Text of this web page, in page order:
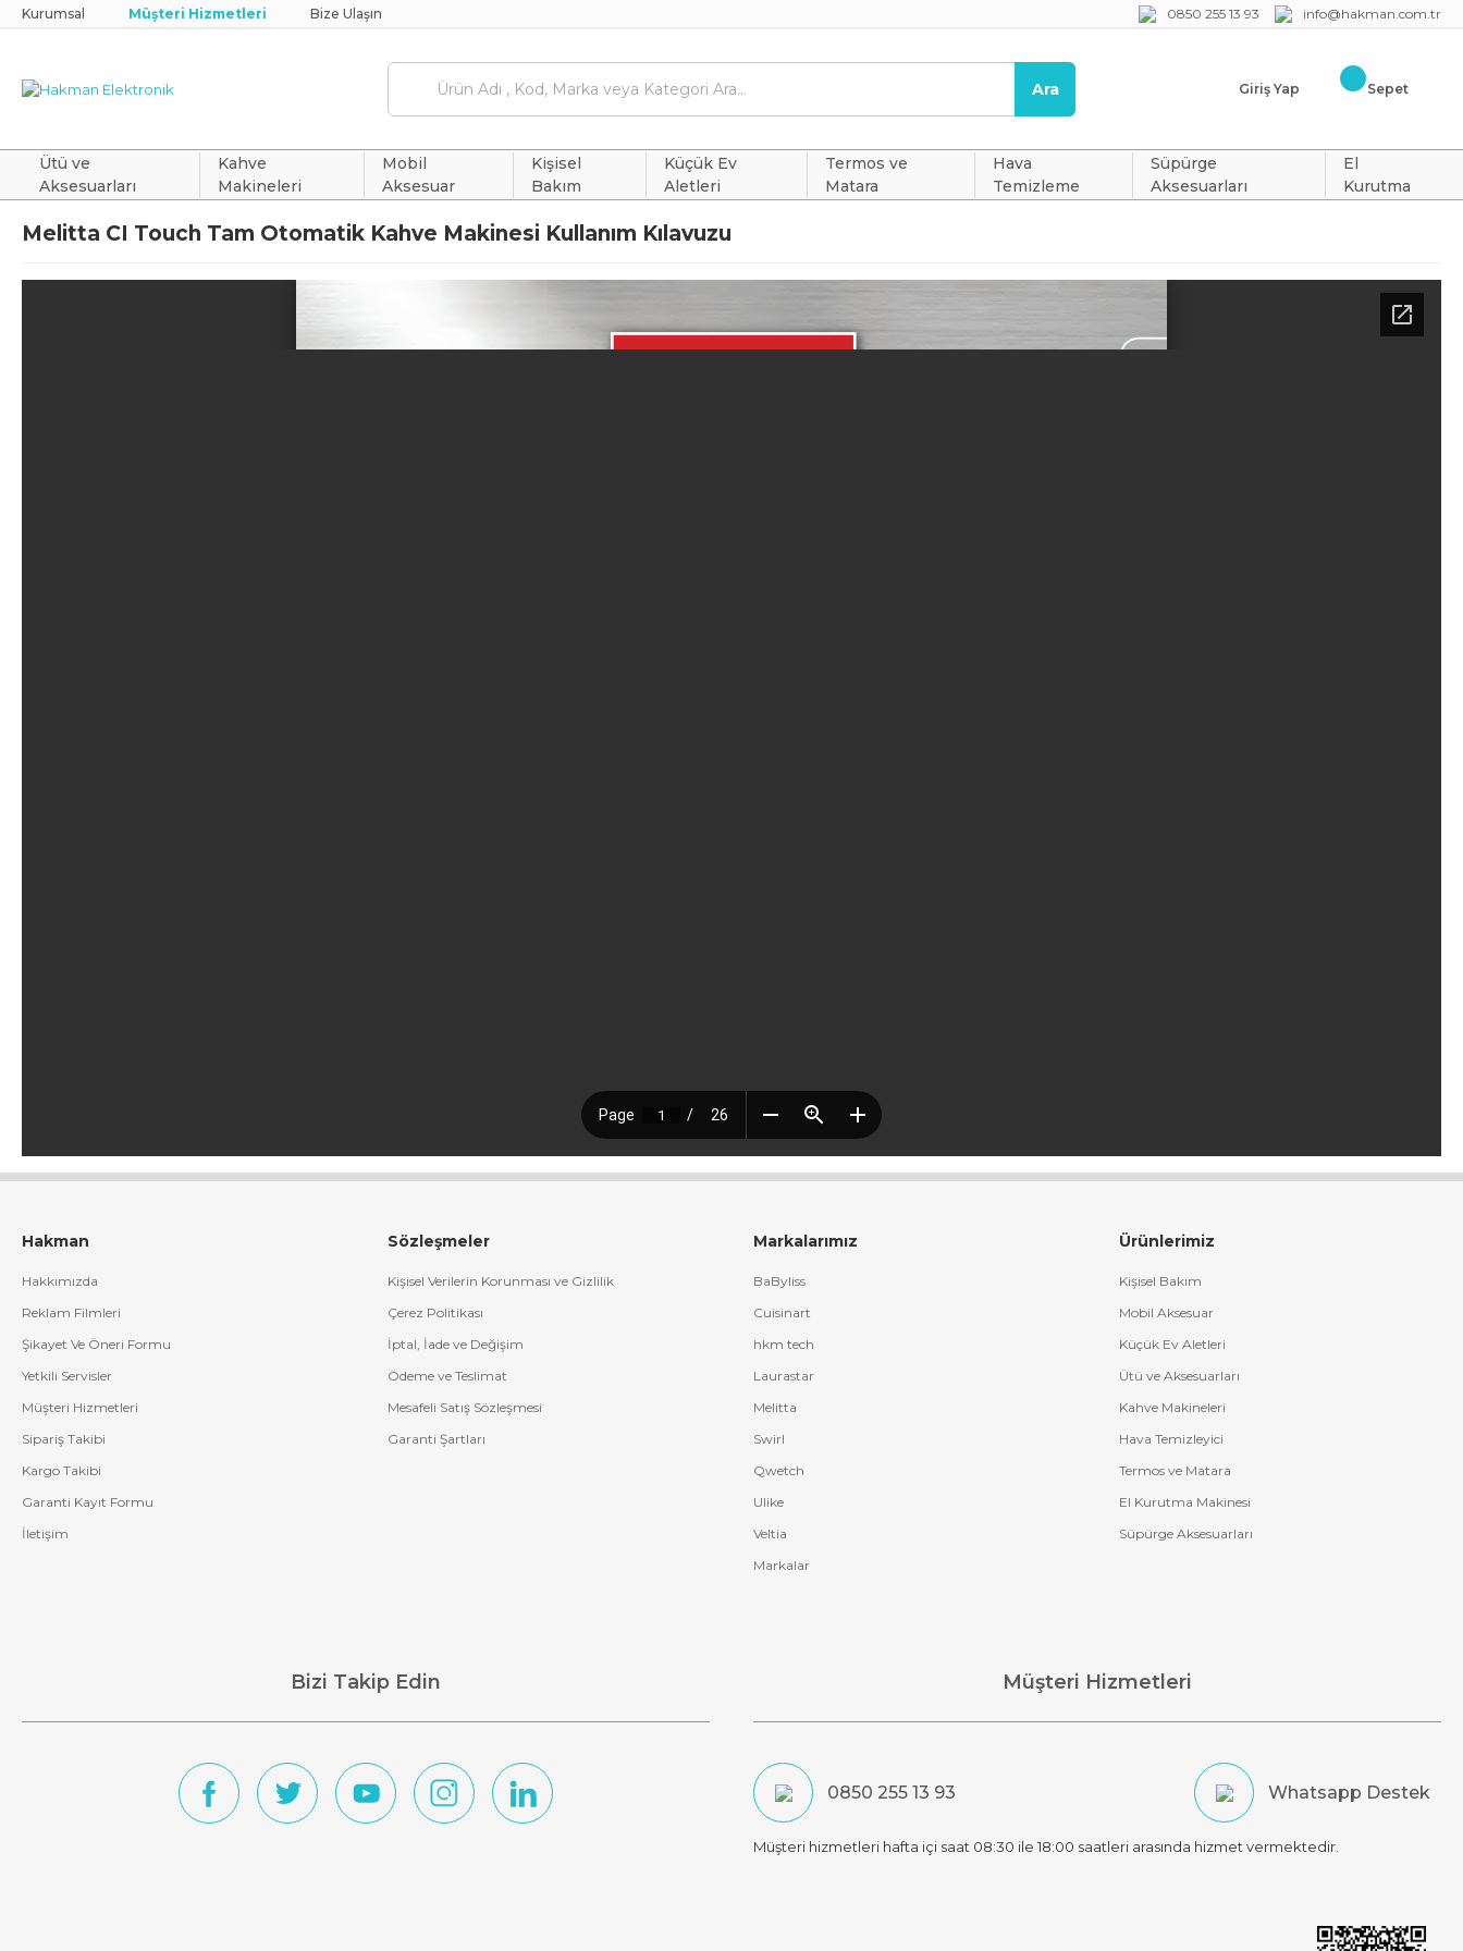
Kurumsal Müşteri Hizmetleri Bize Ulaşın 0850 255 13 93 info@hakman.com.tr
Ara Giriş Yap Sepet
Ütü ve
Aksesuarları
Kahve
Makineleri
Mobil
Aksesuar
Kişisel
Bakım
Küçük Ev
Aletleri
Termos ve
Matara
Hava
Temizleme
Süpürge
Aksesuarları
El
Kurutma
Melitta CI Touch Tam Otomatik Kahve Makinesi Kullanım Kılavuzu
Hakman
Hakkımızda
Reklam Filmleri
Şikayet Ve Öneri Formu
Yetkili Servisler
Müşteri Hizmetleri
Sipariş Takibi
Kargo Takibi
Garanti Kayıt Formu
İletişim
Sözleşmeler
Kişisel Verilerin Korunması ve Gizlilik
Çerez Politikası
İptal, İade ve Değişim
Ödeme ve Teslimat
Mesafeli Satış Sözleşmesi
Garanti Şartları
Markalarımız
BaByliss
Cuisinart
hkm tech
Laurastar
Melitta
Swirl
Qwetch
Ulike
Veltia
Markalar
Ürünlerimiz
Kişisel Bakım
Mobil Aksesuar
Küçük Ev Aletleri
Ütü ve Aksesuarları
Kahve Makineleri
Hava Temizleyici
Termos ve Matara
El Kurutma Makinesi
Süpürge Aksesuarları
Bizi Takip Edin Müşteri Hizmetleri
0850 255 13 93 Whatsapp Destek
Müşteri hizmetleri hafta içi saat 08:30 ile 18:00 saatleri arasında hizmet vermektedir.